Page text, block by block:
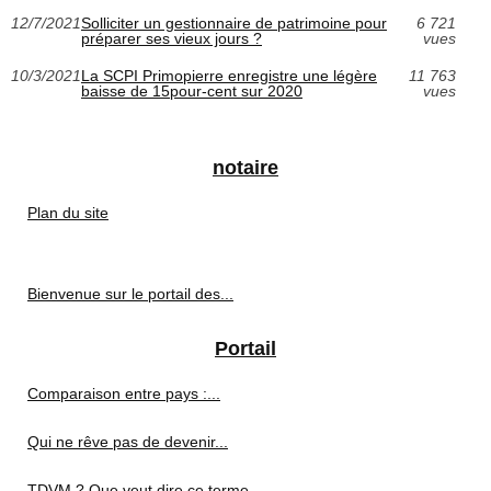
12/7/2021Solliciter un gestionnaire de patrimoine pour
préparer ses vieux jours ?
6 721
vues
10/3/2021La SCPI Primopierre enregistre une légère
baisse de 15pour-cent sur 2020
11 763
vues
notaire
Plan du site
Bienvenue sur le portail des...
Portail
Comparaison entre pays :...
Qui ne rêve pas de devenir...